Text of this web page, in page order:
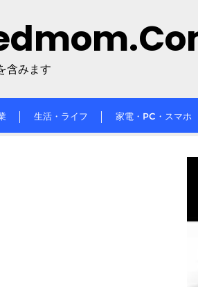
含みます
生活・ライフ 家電・PC・スマホ